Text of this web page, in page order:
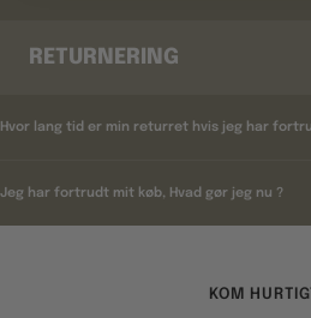
RETURNERING
Hvor lang tid er min returret hvis jeg har
Jeg har fortrudt mit køb, Hvad gør jeg nu ?
KOM